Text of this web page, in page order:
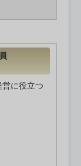
に役立つ